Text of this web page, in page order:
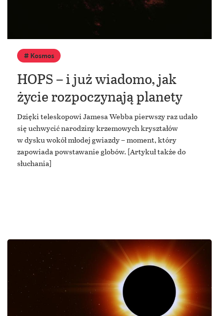
Kosmos
HOPS – i już wiadomo, jak
życie rozpoczynają planety
Dzięki teleskopowi Jamesa Webba pierwszy raz udało
się uchwycić narodziny krzemowych kryształów
w dysku wokół młodej gwiazdy – moment, który
zapowiada powstawanie globów. [Artykuł także do
słuchania]